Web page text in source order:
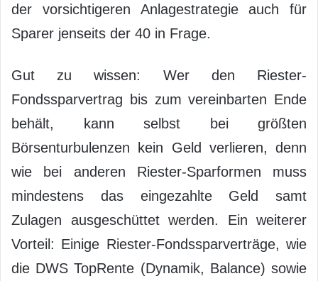
der vorsichtigeren Anlagestrategie auch für
Sparer jenseits der 40 in Frage.
Gut zu wissen: Wer den Riester-
Fondssparvertrag bis zum vereinbarten Ende
behält, kann selbst bei größten
Börsenturbulenzen kein Geld verlieren, denn
wie bei anderen Riester-Sparformen muss
mindestens das eingezahlte Geld samt
Zulagen ausgeschüttet werden. Ein weiterer
Vorteil: Einige Riester-Fondssparverträge, wie
die DWS TopRente (Dynamik, Balance) sowie